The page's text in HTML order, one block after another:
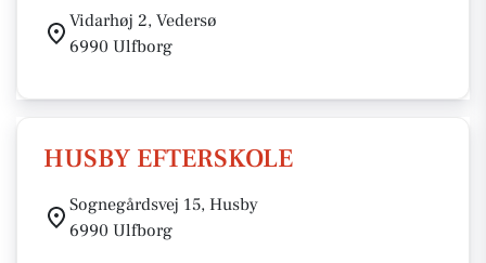
Vidarhøj 2, Vedersø
6990 Ulfborg
HUSBY EFTERSKOLE
Sognegårdsvej 15, Husby
6990 Ulfborg